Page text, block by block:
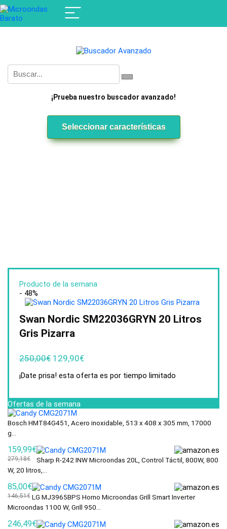
¡Prueba nuestro buscador avanzado!
Seleccionar características
Producto de la semana
- 48%
Swan Nordic SM22036GRYN 20 Litros
Gris Pizarra
250,00€ 129,90€
¡Date prisa! esta oferta es por tiempo limitado
Ofertas de la semana
Bosch HMT84G451, Acero inoxidable, 513 x 408 x 305 mm, 17000
g...
159,99€
279,18€
Sharp R-242 INW Microondas 20L, Control Táctil, 800W, 800
W, 20 litros,...
85,00€
146,51€ LG MJ3965BPS Horno Microondas Grill Smart Inverter
Microondas 1100 W, Grill 950...
246,49€